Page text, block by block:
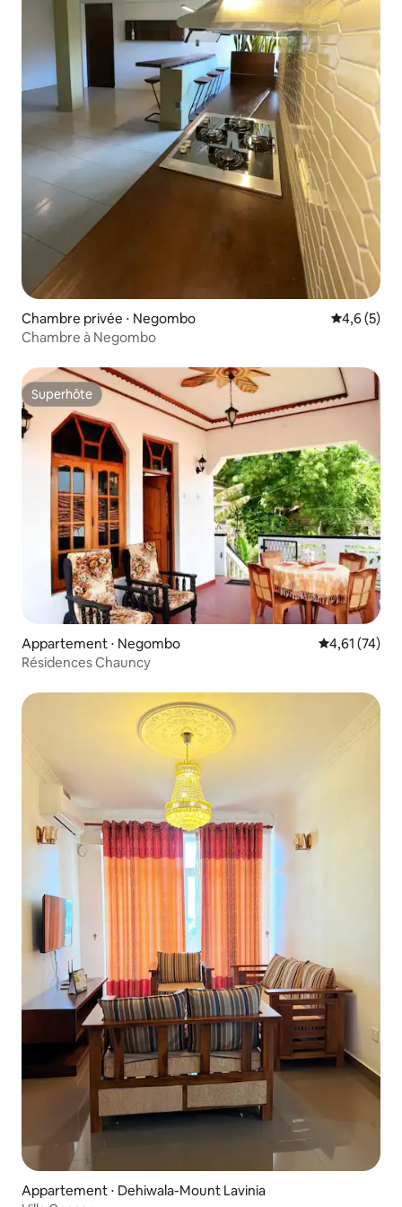
Chambre privée ⋅ Negombo Évaluation
4,6 (5)
Chambre à Negombo
Superhôte
Superhôte
Appartement ⋅ Negombo Évaluation
4,61 (74)
Résidences Chauncy
Appartement ⋅ Dehiwala-Mount Lavinia